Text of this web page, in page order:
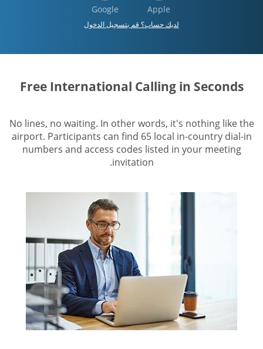
Apple
Google
لديك حساب؟ قم بتسجيل الدخول
Free International Calling in Seconds
No lines, no waiting. In other words, it's nothing like the
airport. Participants can find 65 local in-country dial-in
numbers and access codes listed in your meeting
invitation.